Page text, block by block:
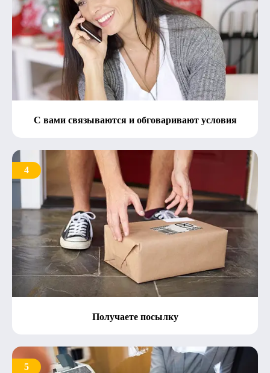
С вами связываются и обговаривают условия
4
Получаете посылку
5